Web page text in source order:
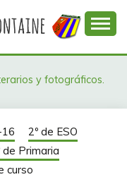
y fotográficos.
2º de ESO
de Primaria
curso